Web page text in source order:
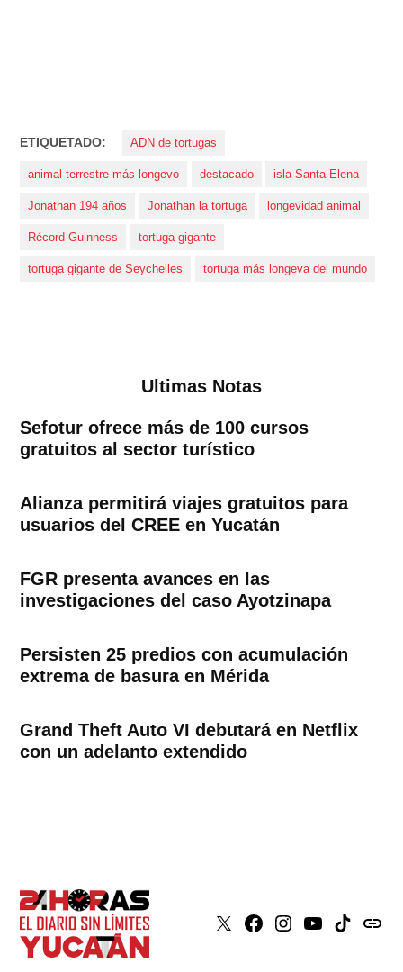
ETIQUETADO: ADN de tortugas
animal terrestre más longevo destacado isla Santa Elena
Jonathan 194 años Jonathan la tortuga longevidad animal
Récord Guinness tortuga gigante
tortuga gigante de Seychelles tortuga más longeva del mundo
Ultimas Notas
Sefotur ofrece más de 100 cursos
gratuitos al sector turístico
Alianza permitirá viajes gratuitos para
usuarios del CREE en Yucatán
FGR presenta avances en las
investigaciones del caso Ayotzinapa
Persisten 25 predios con acumulación
extrema de basura en Mérida
Grand Theft Auto VI debutará en Netflix
con un adelanto extendido
X Faceboook
Instagram
YoutubeTiktokissuu